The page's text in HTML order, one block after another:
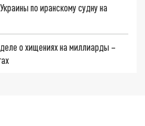
по иранскому судну на
о хищениях на миллиарды –